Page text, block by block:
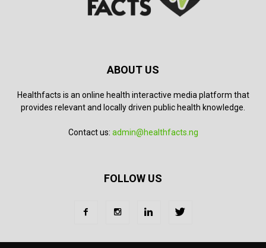
ABOUT US
Healthfacts is an online health interactive media platform that
provides relevant and locally driven public health knowledge.
Contact us: admin@healthfacts.ng
FOLLOW US